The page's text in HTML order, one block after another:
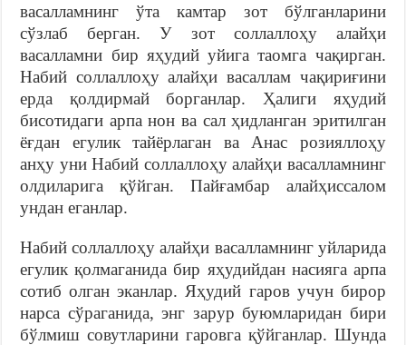
васалламнинг ўта камтар зот бўлганларини
сўзлаб берган. У зот соллаллоҳу алайҳи
васалламни бир яҳудий уйига таомга чақирган.
Набий соллаллоҳу алайҳи васаллам чақириғини
ерда қолдирмай борганлар. Ҳалиги яҳудий
бисотидаги арпа нон ва сал ҳидланган эритилган
ёғдан егулик тайёрлаган ва Анас розияллоҳу
анҳу уни Набий соллаллоҳу алайҳи васалламнинг
олдиларига қўйган. Пайғамбар алайҳиссалом
ундан еганлар.
Набий соллаллоҳу алайҳи васалламнинг уйларида
егулик қолмаганида бир яҳудийдан насияга арпа
сотиб олган эканлар. Яҳудий гаров учун бирор
нарса сўраганида, энг зарур буюмларидан бири
бўлмиш совутларини гаровга қўйганлар. Шунда